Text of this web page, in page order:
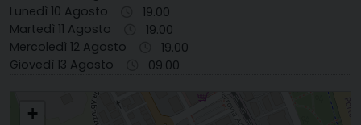
Lunedì 10 Agosto
19.00
Martedì 11 Agosto
19.00
Mercoledì 12 Agosto
19.00
Giovedì 13 Agosto
09.00
S. PIO X PORTO SANT'ELPIDIO
+